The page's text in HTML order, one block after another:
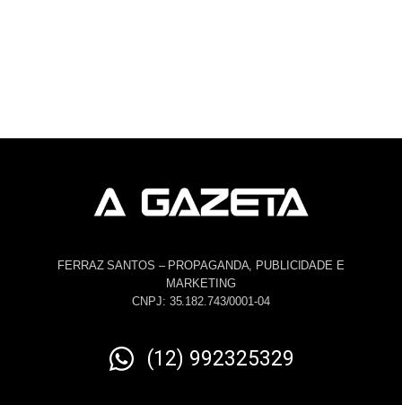
FERRAZ SANTOS – PROPAGANDA, PUBLICIDADE E
MARKETING
CNPJ: 35.182.743/0001-04
(12) 992325329